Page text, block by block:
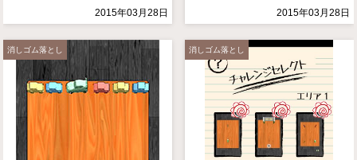
2015年03月28日 2015年03月28日
消しゴム落とし 消しゴム落とし